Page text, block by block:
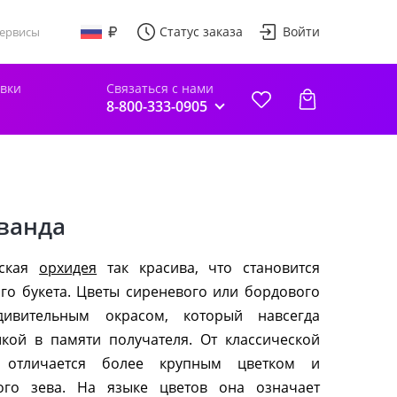
Статус заказа Войти
Связаться с нами
8-800-333-0905
орхидея так красива, что становится
букета. Цветы сиреневого или бордового
окрасом, который навсегда
в памяти получателя. От классической
более крупным цветком и
зева. На языке цветов она означает